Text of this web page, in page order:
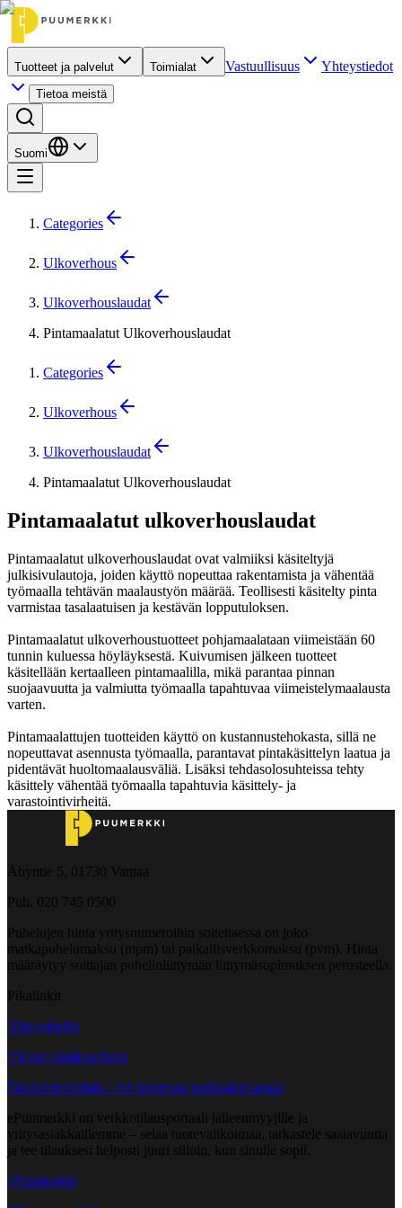
Tuotteet ja palvelut Toimialat Vastuullisuus Yhteystiedot
Tietoa meistä
Suomi
Categories
Ulkoverhous
Ulkoverhouslaudat
Pintamaalatut Ulkoverhouslaudat
Categories
Ulkoverhous
Ulkoverhouslaudat
Pintamaalatut Ulkoverhouslaudat
Pintamaalatut ulkoverhouslaudat
Pintamaalatut ulkoverhouslaudat ovat valmiiksi käsiteltyjä
julkisivulautoja, joiden käyttö nopeuttaa rakentamista ja vähentää
työmaalla tehtävän maalaustyön määrää. Teollisesti käsitelty pinta
varmistaa tasalaatuisen ja kestävän lopputuloksen.
Pintamaalatut ulkoverhoustuotteet pohjamaalataan viimeistään 60
tunnin kuluessa höyläyksestä. Kuivumisen jälkeen tuotteet
käsitellään kertaalleen pintamaalilla, mikä parantaa pinnan
suojaavuutta ja valmiutta työmaalla tapahtuvaa viimeistelymaalausta
varten.
Pintamaalattujen tuotteiden käyttö on kustannustehokasta, sillä ne
nopeuttavat asennusta työmaalla, parantavat pintakäsittelyn laatua ja
pidentävät huoltomaalausväliä. Lisäksi tehdasolosuhteissa tehty
käsittely vähentää työmaalla tapahtuvia käsittely- ja
varastointivirheitä.
Åbyntie 5, 01730 Vantaa
Puh. 020 745 0500
Puhelujen hinta yritysnumeroihin soitettaessa on joko
matkapuhelumaksu (mpm) tai paikallisverkkomaksu (pvm). Hinta
määräytyy soittajan puhelinliittymän liittymäsopimuksen perusteella.
Pikalinkit
Yhteystiedot
Yleiset toimitusehdot
Tavarantoimittaja - tee kuorman purkuajanvaraus
ePuumerkki on verkkotilausportaali jälleenmyyjille ja
yritysasiakkaillemme – selaa tuotevalikoimaa, tarkastele saatavuutta
ja tee tilauksesi helposti juuri silloin, kun sinulle sopii.
ePuumerkki